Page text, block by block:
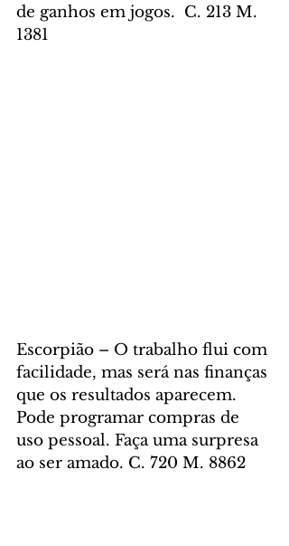
de ganhos em jogos.  C. 213 M.
1381
Escorpião – O trabalho flui com
facilidade, mas será nas finanças
que os resultados aparecem.
Pode programar compras de
uso pessoal. Faça uma surpresa
ao ser amado. C. 720 M. 8862